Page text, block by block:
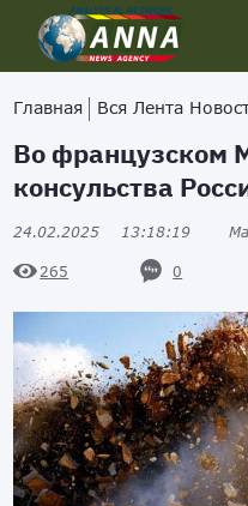
Главная Вся Лента
Во французском
консульства
24.02.2025 13:18:19
265 0